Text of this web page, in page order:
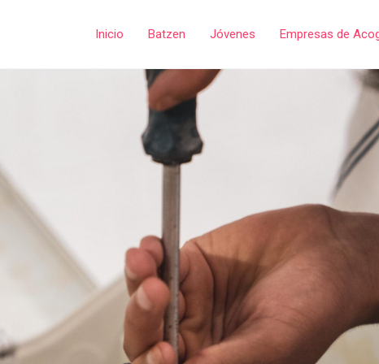
Inicio Batzen Jóvenes Empresas de